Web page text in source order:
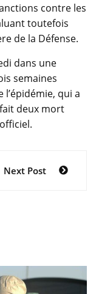
contre les
toutefois
de la Défense.
dans une
semaines
qui a
deux mort
Next Post